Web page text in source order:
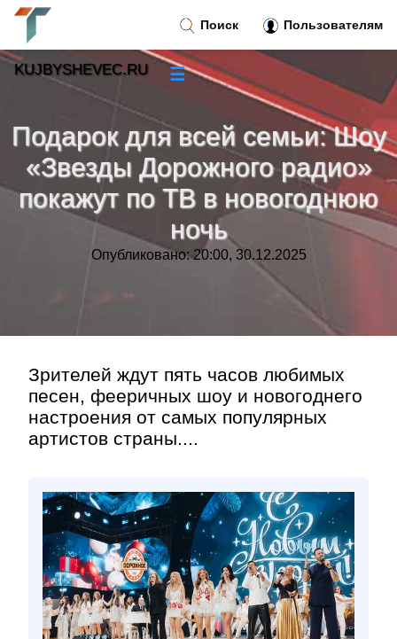
Подарок для всей семьи: Шоу
«Звезды Дорожного радио»
покажут по ТВ в новогоднюю
ночь
Опубликовано: 20:00, 30.12.2025
Зрителей ждут пять часов любимых
песен, фееричных шоу и новогоднего
настроения от самых популярных
артистов страны....
Поиск Пользователям
KUJBYSHEVEC.RU ☰
Новости
Тренды новостей»
Рубрики»
»